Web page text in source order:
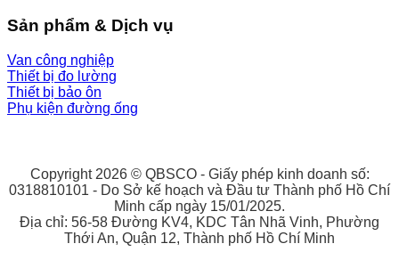
Sản phẩm & Dịch vụ
Van công nghiệp
Thiết bị đo lường
Thiết bị bảo ôn
Phụ kiện đường ống
Copyright 2026 © QBSCO - Giấy phép kinh doanh số:
0318810101 - Do Sở kế hoạch và Đầu tư Thành phố Hồ Chí
Minh cấp ngày 15/01/2025.
Địa chỉ: 56-58 Đường KV4, KDC Tân Nhã Vinh, Phường
Thới An, Quận 12, Thành phố Hồ Chí Minh